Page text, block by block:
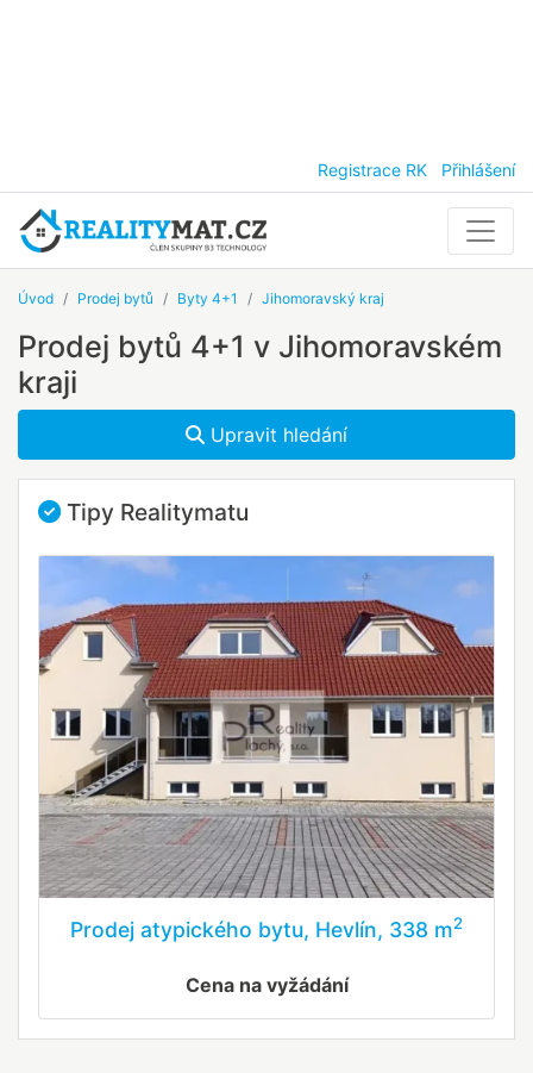
Registrace RK Přihlášení
Úvod Prodej bytů Byty 4+1 Jihomoravský kraj
Prodej bytů 4+1 v Jihomoravském
kraji
Upravit hledání
Tipy Realitymatu
Prodej atypického bytu, Hevlín, 338 m2
Cena na vyžádání